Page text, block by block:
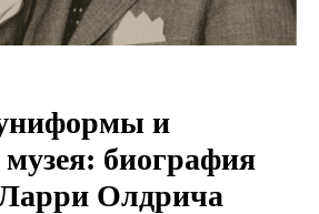
и
музея: биография
Олдрича